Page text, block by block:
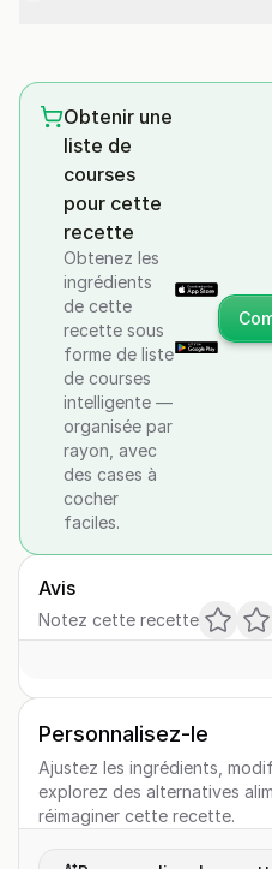
Obtenir une
liste de
courses
pour cette
recette
Obtenez les
ingrédients
de cette
recette sous
forme de liste
de courses
intelligente —
organisée par
rayon, avec
des cases à
cocher
faciles.
Avis
Notez cette recette
Personnalisez-le
Ajustez les ingrédients,
explorez des alternatives
réimaginer cette recette.